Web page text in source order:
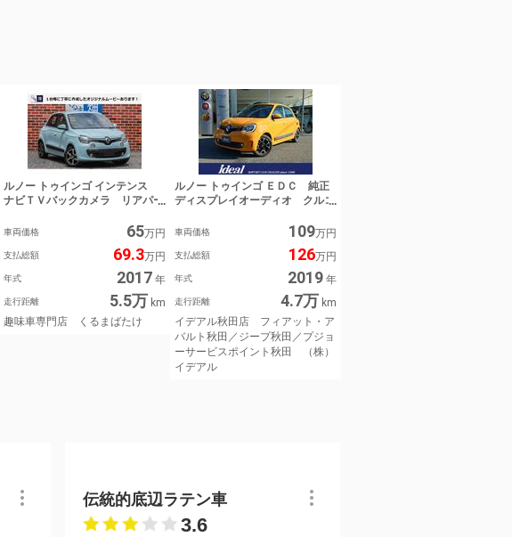
ルノー トゥインゴ インテンス
ナビＴＶバックカメラ リアパー
ダー ＥＴＣ 趣味車専門店 く
車両価格 65万円
支払総額 69.3万円
年式 2017 年
走行距離 5.5万 km
趣味車専門店 くるまばたけ
ルノー トゥインゴ ＥＤＣ 純正
ディスプレイオーディオ クルコ
センサー 車線逸脱警報 アイド
ｔｈ ＥＴＣ ドラレコ 純正１
５インチＡＷ イデアル秋田店
フィアット・アバルト秋田／ジー
プ秋田／プジョーサービスポイン
ト秋田 （株）イデアル
車両価格 109万円
支払総額 126万円
年式 2019 年
走行距離 4.7万 km
イデアル秋田店 フィアット・ア
バルト秋田／ジープ秋田／プジョ
ーサービスポイント秋田 （株）
イデアル
伝統的底辺ラテン車
3.6